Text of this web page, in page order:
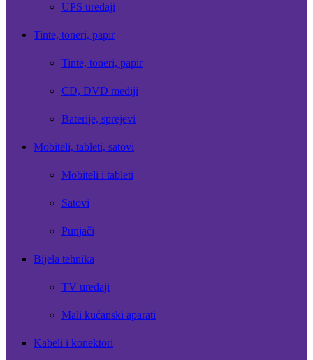
UPS uređaji
Tinte, toneri, papir
Tinte, toneri, papir
CD, DVD mediji
Baterije, sprejevi
Mobiteli, tableti, satovi
Mobiteli i tableti
Satovi
Punjači
Bijela tehnika
TV uređaji
Mali kućanski aparati
Kabeli i konektori